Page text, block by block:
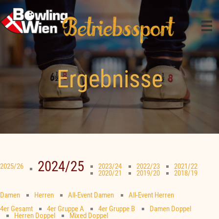
Zum
Inhalt
springen
Ergebnisse
2025/26 2024/25 2023/24 2022/23 2021/22
2020/21 2019/20 2018/19
Damen Herren All-Event Damen
All-Event Herren
4er Gesamt
4er Gruppe A 4er Gruppe B Damen Doppel
Herren Doppel Mixed Doppel